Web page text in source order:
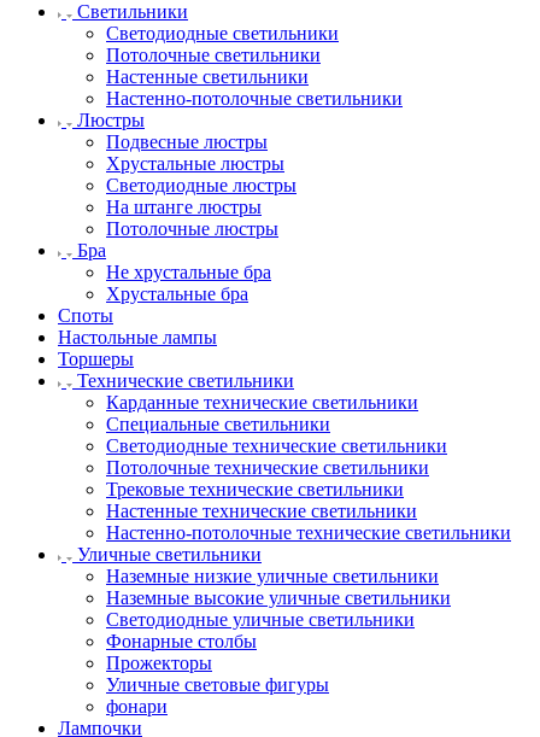
Светильники
Светодиодные светильники
Потолочные светильники
Настенные светильники
Настенно-потолочные светильники
Люстры
Подвесные люстры
Хрустальные люстры
Светодиодные люстры
На штанге люстры
Потолочные люстры
Бра
Не хрустальные бра
Хрустальные бра
Споты
Настольные лампы
Торшеры
Технические светильники
Карданные технические светильники
Специальные светильники
Светодиодные технические светильники
Потолочные технические светильники
Трековые технические светильники
Настенные технические светильники
Настенно-потолочные технические светильники
Уличные светильники
Наземные низкие уличные светильники
Наземные высокие уличные светильники
Светодиодные уличные светильники
Фонарные столбы
Прожекторы
Уличные световые фигуры
фонари
Лампочки